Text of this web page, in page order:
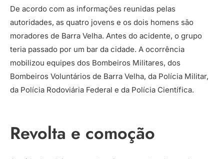
De acordo com as informações reunidas pelas
autoridades, as quatro jovens e os dois homens são
moradores de Barra Velha. Antes do acidente, o grupo
teria passado por um bar da cidade. A ocorrência
mobilizou equipes dos Bombeiros Militares, dos
Bombeiros Voluntários de Barra Velha, da Polícia Militar,
da Polícia Rodoviária Federal e da Polícia Científica.
Revolta e comoção